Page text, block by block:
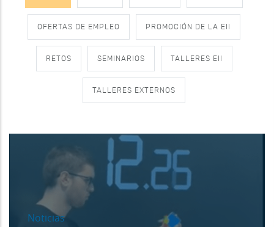
OFERTAS DE EMPLEO PROMOCIÓN DE LA EII
RETOS SEMINARIOS TALLERES EII
TALLERES EXTERNOS
Noticias